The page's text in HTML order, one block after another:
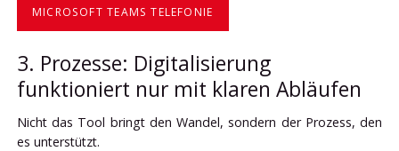
MICROSOFT TEAMS TELEFONIE
3. Prozesse: Digitalisierung
funktioniert nur mit klaren Abläufen
Nicht das Tool bringt den Wandel, sondern der Prozess, den
es unterstützt.